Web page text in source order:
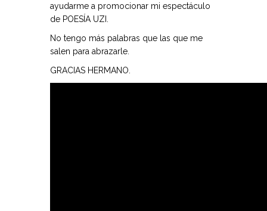
ayudarme a promocionar mi espectáculo
de POESÍA UZI.
No tengo más palabras que las que me
salen para abrazarle.
GRACIAS HERMANO.